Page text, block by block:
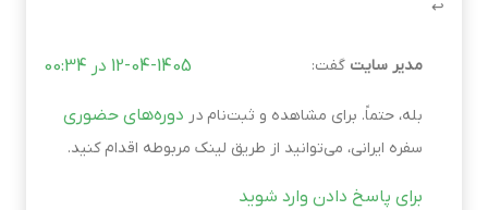
مدیر سایت گفت: 12-04-1405 در 00:34
بله، حتماً. برای مشاهده و ثبت‌نام دردوره‌های حضوری
سفره ایرانی، می‌توانید از طریق لینک مربوطه اقدام کنید.
برای پاسخ دادن وارد شوید